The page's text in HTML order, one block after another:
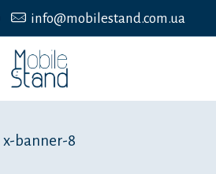
info@mobilestand.com.ua
x-banner-8